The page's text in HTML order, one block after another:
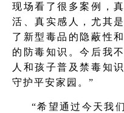
现场看了很多案例，
活、真实感人，尤其
了新型毒品的隐蔽性
的防毒知识。今后我
人和孩子普及禁毒知
守护平安家园。”
“希望通过今天我